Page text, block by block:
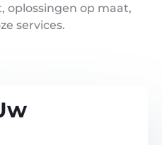
oplossingen op maat,
services.